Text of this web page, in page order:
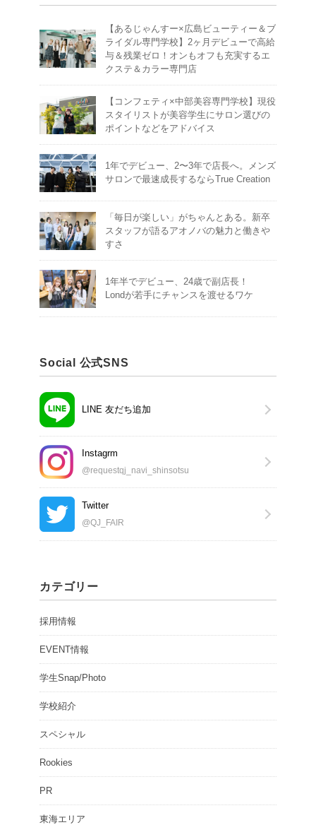
【あるじゃんすー×広島ビューティー＆ブ
ライダル専門学校】2ヶ月デビューで高給
与＆残業ゼロ！オンもオフも充実するエ
クステ＆カラー専門店
【コンフェティ×中部美容専門学校】現役
スタイリストが美容学生にサロン選びの
ポイントなどをアドバイス
1年でデビュー、2〜3年で店長へ。メンズ
サロンで最速成長するならTrue Creation
「毎日が楽しい」がちゃんとある。新卒
スタッフが語るアオノバの魅力と働きや
すさ
1年半でデビュー、24歳で副店長！
Londが若手にチャンスを渡せるワケ
Social 公式SNS
LINE 友だち追加
Instagrm
@requestqj_navi_shinsotsu
Twitter
@QJ_FAIR
カテゴリー
採用情報
EVENT情報
学生Snap/Photo
学校紹介
スペシャル
Rookies
PR
東海エリア